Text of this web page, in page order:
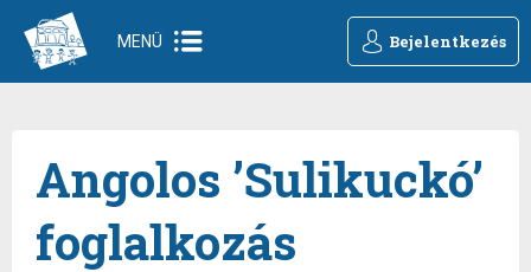
MENÜ Bejelentkezés
Angolos ’Sulikuckó’
foglalkozás